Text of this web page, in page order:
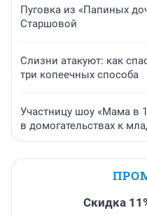
Пуговка из «Папиных
Старшовой
Слизни атакуют: как
три копеечных способа
Участницу шоу «Мама в
в домогательствах к
Скидка